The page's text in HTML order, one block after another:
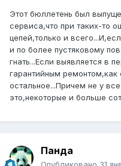
Этот бюллетень был
сервиса,что при таких-то
цепей,только и
и по более пустяковому
гнать...Если выявляется в
гарантийным ремонтом,как
остальное...Причем не у
это,некоторые и больше
Панда